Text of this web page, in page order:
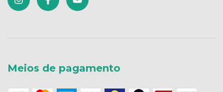
Meios de pagamento